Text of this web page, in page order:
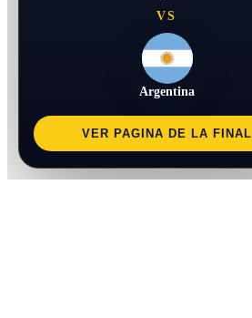
VS
Argentina
VER PAGINA DE LA FINAL